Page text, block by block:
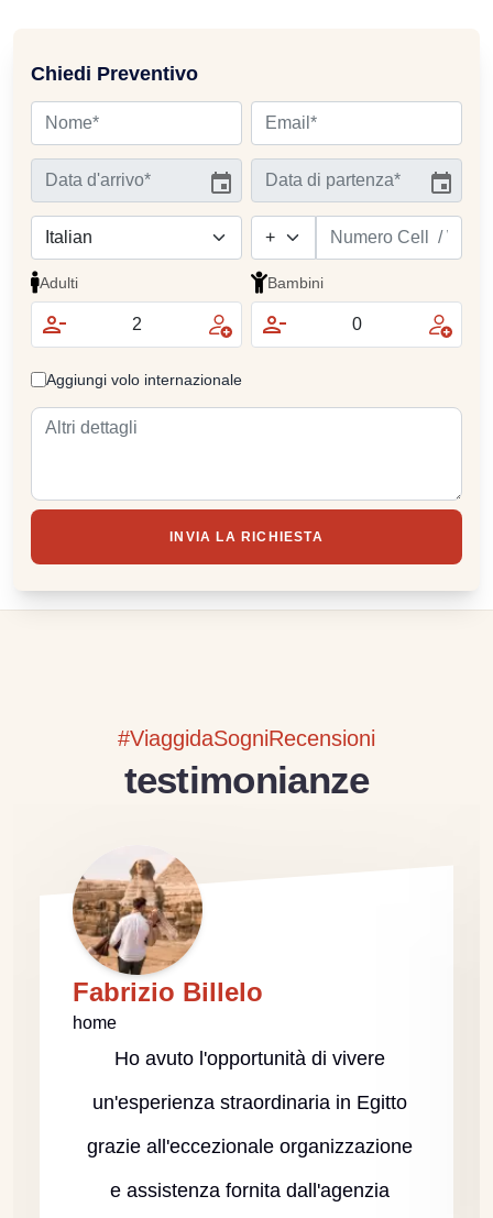
Chiedi Preventivo
Adulti Bambini
Aggiungi volo internazionale
INVIA LA RICHIESTA
#ViaggidaSogniRecensioni
testimonianze
Fabrizio Billelo
home
Ho avuto l'opportunità di vivere
un'esperienza straordinaria in Egitto
grazie all'eccezionale organizzazione
e assistenza fornita dall'agenzia